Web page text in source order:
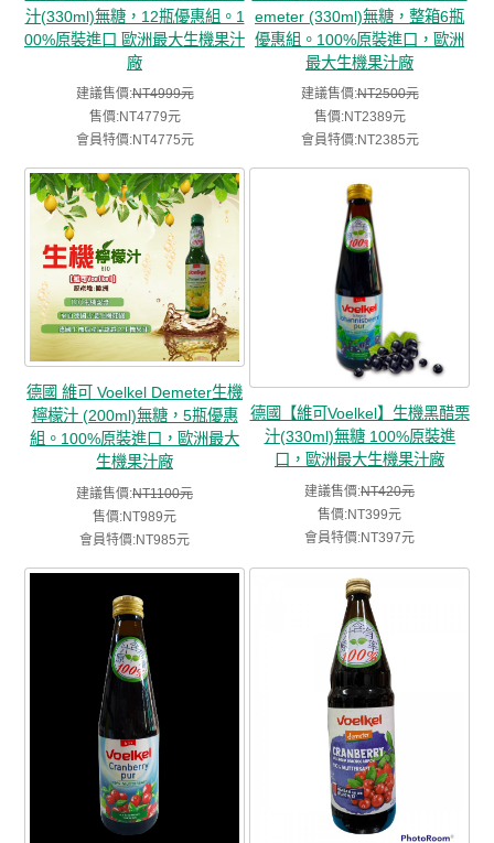
汁(330ml)無糖，12瓶優惠組。1
00%原裝進口 歐洲最大生機果汁
廠
建議售價:NT4999元
售價:NT4779元
會員特價:NT4775元
emeter (330ml)無糖，整箱6瓶
優惠組。100%原裝進口，歐洲
最大生機果汁廠
建議售價:NT2500元
售價:NT2389元
會員特價:NT2385元
德國 維可 Voelkel Demeter生機
檸檬汁 (200ml)無糖，5瓶優惠
組。100%原裝進口，歐洲最大
生機果汁廠
建議售價:NT1100元
售價:NT989元
會員特價:NT985元
德國【維可Voelkel】生機黑醋栗
汁(330ml)無糖 100%原裝進
口，歐洲最大生機果汁廠
建議售價:NT420元
售價:NT399元
會員特價:NT397元